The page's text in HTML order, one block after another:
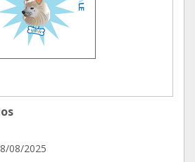
08/2025